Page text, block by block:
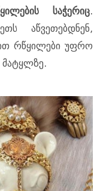
საჭერიც.
აწვეთებდნენ,
რწყილები უფრო
მატყლზე.